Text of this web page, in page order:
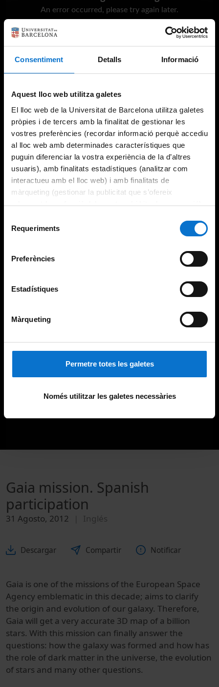
Consentiment Detalls Informació
Aquest lloc web utilitza galetes
El lloc web de la Universitat de Barcelona utilitza galetes
pròpies i de tercers amb la finalitat de gestionar les
vostres preferències (recordar informació perquè accediu
al lloc web amb determinades característiques que
puguin diferenciar la vostra experiència de la d’altres
usuaris), amb finalitats estadístiques (analitzar com
interactueu amb el lloc web) i amb finalitats de
màrqueting (gestionar la publicitat que s’ofereix
adequant-la en funció dels vostres hàbits de navegació).
consultar laPolítica de galetes del lloc web de la
Requeriments
Preferències
Estadístiques
Màrqueting
Permetre totes les galetes
Només utilitzar les galetes necessàries
An error occurred, please try again later.
Gaia mission. Spanish
participation
31 Agosto, 2012 Inglés
Descargar Compartir Notificar
Gaia is one of the missions of the European Space
Agency emblematic in this decade; aims to clarify
the origin and evolution of our galaxy. Therefore,
Gaia will get a very accurate 3D map of a billion
stars. With this mission can finally answer the
questions: how the galaxywas formed and how has
the role of dark matter in the universe, the evolution
of stars and many other questions.